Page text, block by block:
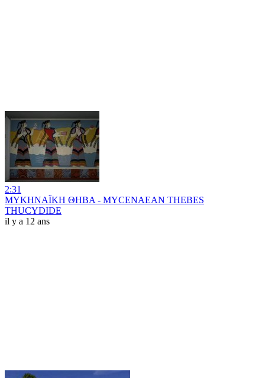
2:31
ΜΥΚΗΝΑΪΚΗ ΘΗΒΑ - MYCENAEAN THEBES
THUCYDIDE
il y a 12 ans